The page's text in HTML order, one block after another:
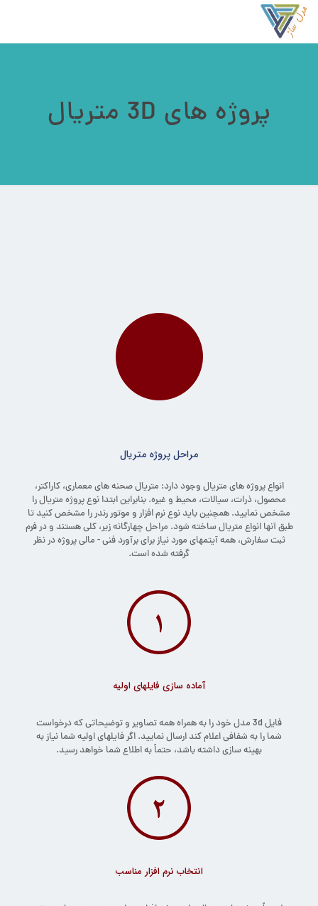
پروژه های 3D متریال
مراحل پروژه متریال
انواع پروژه های متریال وجود دارد: متریال صحنه های معماری، کاراکتر،
محصول، ذرات، سیالات، محیط و غیره. بنابراین ابتدا نوع پروژه متریال را
مشخص نمایید. همچنین باید نوع نرم افزار و موتور رندر را مشخص کنید تا
طبق آنها انواع متریال ساخته شود. مراحل چهارگانه زیر، کلی هستند و در فرم
ثبت سفارش، همه آیتمهای مورد نیاز برای برآورد فنی - مالی پروژه در نظر
گرفته شده است.
آماده سازی فایلهای اولیه
فایل 3d مدل خود را به همراه همه تصاویر و توضیحاتی که درخواست
شما را به شفافی اعلام کند ارسال نمایید. اگر فایلهای اولیه شما نیاز به
بهینه سازی داشته باشد، حتماً به اطلاع شما خواهد رسید.
انتخاب نرم افزار مناسب